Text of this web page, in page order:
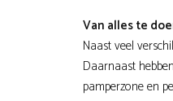
Van alles te
Naast veel
Daarnaast
pamperzone en